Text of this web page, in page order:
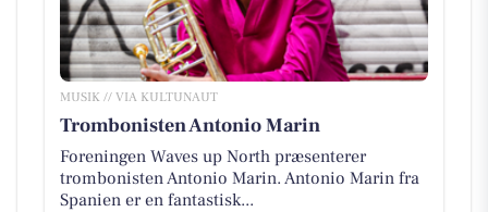
MUSIK // VIA KULTUNAUT
Trombonisten Antonio Marin
Foreningen Waves up North præsenterer
trombonisten Antonio Marin. Antonio Marin fra
Spanien er en fantastisk...